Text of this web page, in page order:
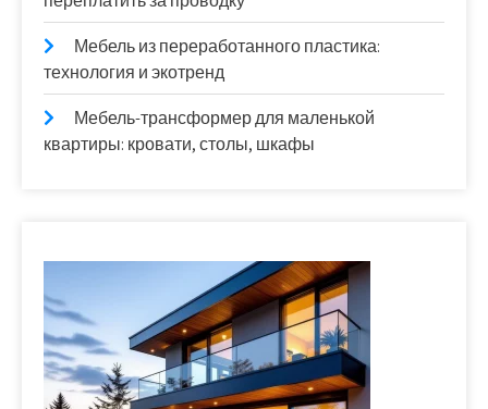
Мебель из переработанного пластика:
технология и экотренд
Мебель-трансформер для маленькой
квартиры: кровати, столы, шкафы